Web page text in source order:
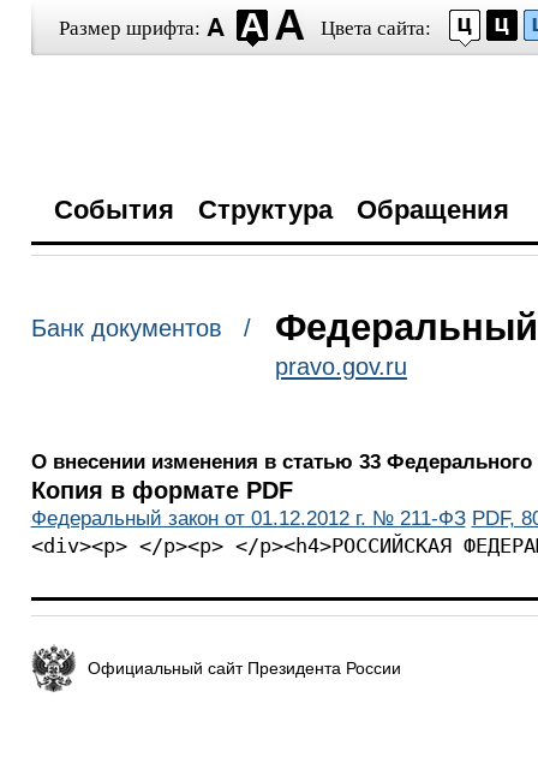
Размер шрифта: Цвета сайта:
События Структура Обращения
Банк документов / Федеральный
pravo.gov.ru
О внесении изменения в статью 33 Федерального
Копия в формате PDF
Федеральный закон от 01.12.2012 г. № 211-ФЗ PDF,
<div><p> </p><p> </p><h4>РОССИЙСКАЯ
Официальный сайт Президента России